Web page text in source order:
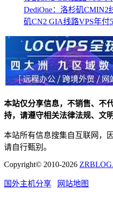
DediOne：洛杉矶CMIN2
矶CN2 GIA线路VPS年付
本站仅分享信息，不销售、不
持，请遵守相关法律法规、文明
本站所有信息搜集自互联网，
请自行甄别。
Copyright© 2010-2026
国外主机分享 网站地图